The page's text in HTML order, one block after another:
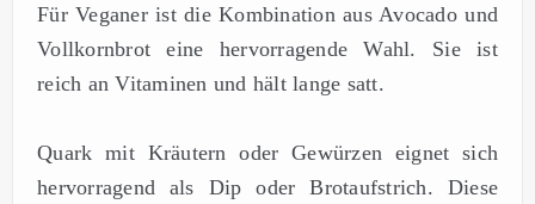
Für Veganer ist die Kombination aus Avocado und
Vollkornbrot eine hervorragende Wahl. Sie ist
reich an Vitaminen und hält lange satt.
Quark mit Kräutern oder Gewürzen eignet sich
hervorragend als Dip oder Brotaufstrich. Diese